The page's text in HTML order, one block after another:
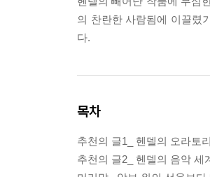
의 찬란한 사람됨에 이끌렸
다.
목차
추천의 글1_ 헨델의 오라토
추천의 글2_ 헨델의 음악 세